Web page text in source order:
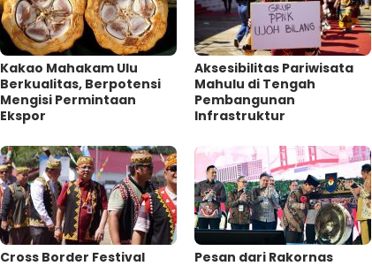
Kakao Mahakam Ulu
Berkualitas, Berpotensi
Mengisi Permintaan
Ekspor
Aksesibilitas Pariwisata
Mahulu di Tengah
Pembangunan
Infrastruktur
Cross Border Festival
Pesan dari Rakornas